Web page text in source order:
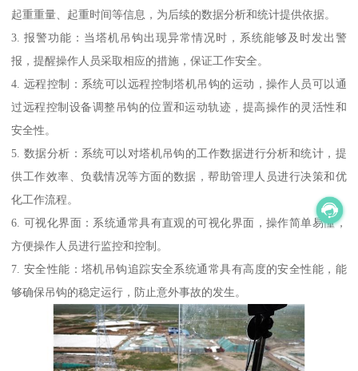
起重重量、起重时间等信息，为后续的数据分析和统计提供依据。
3. 报警功能：当塔机吊钩出现异常情况时，系统能够及时发出警
报，提醒操作人员采取相应的措施，保证工作安全。
4. 远程控制：系统可以远程控制塔机吊钩的运动，操作人员可以通
过远程控制设备调整吊钩的位置和运动轨迹，提高操作的灵活性和
安全性。
5. 数据分析：系统可以对塔机吊钩的工作数据进行分析和统计，提
供工作效率、负载情况等方面的数据，帮助管理人员进行决策和优
化工作流程。
6. 可视化界面：系统通常具有直观的可视化界面，操作简单易懂，
方便操作人员进行监控和控制。
7. 安全性能：塔机吊钩追踪安全系统通常具有高度的安全性能，能
够确保吊钩的稳定运行，防止意外事故的发生。